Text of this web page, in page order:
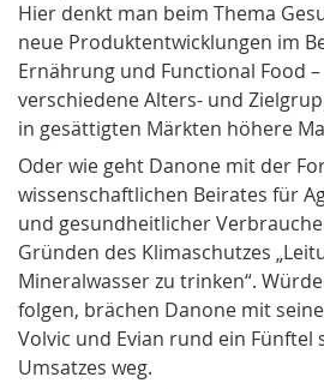
Hier denkt man beim Thema
neue Produktentwicklungen im
Ernährung und Functional Food
verschiedene Alters- und
in gesättigten Märkten höhere
Oder wie geht Danone mit der
wissenschaftlichen Beirates für
und gesundheitlicher
Gründen des Klimaschutzes
Mineralwasser zu trinken“.
folgen, brächen Danone mit
Volvic und Evian rund ein Fünftel
Umsatzes weg.